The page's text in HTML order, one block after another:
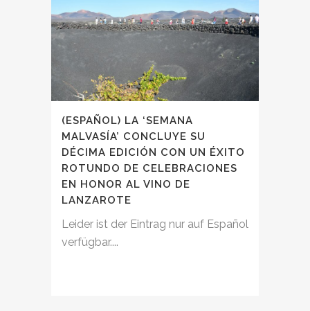
(ESPAÑOL) LA ‘SEMANA
MALVASÍA’ CONCLUYE SU
DÉCIMA EDICIÓN CON UN ÉXITO
ROTUNDO DE CELEBRACIONES
EN HONOR AL VINO DE
LANZAROTE
Leider ist der Eintrag nur auf Español
verfügbar....